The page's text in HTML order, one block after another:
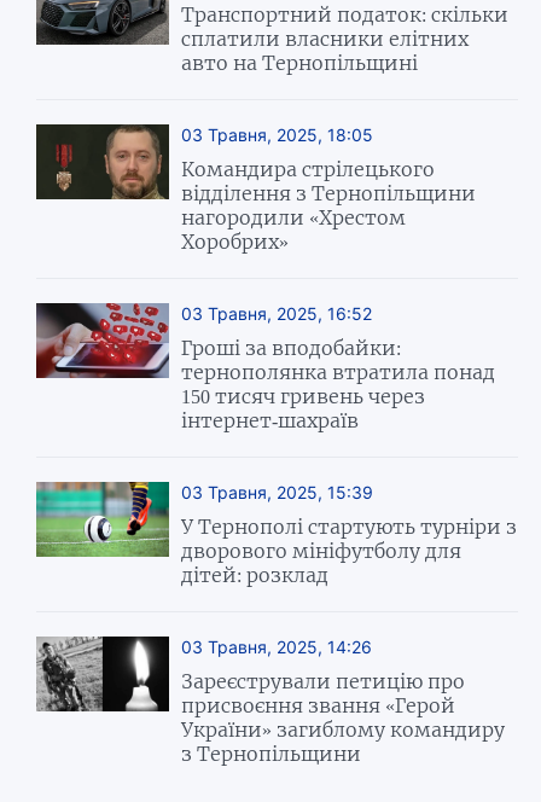
Транспортний податок: скільки
сплатили власники елітних
авто на Тернопільщині
03 Травня, 2025, 18:05
Командира стрілецького
відділення з Тернопільщини
нагородили «Хрестом
Хоробрих»
03 Травня, 2025, 16:52
Гроші за вподобайки:
тернополянка втратила понад
150 тисяч гривень через
інтернет-шахраїв
03 Травня, 2025, 15:39
У Тернополі стартують турніри з
дворового мініфутболу для
дітей: розклад
03 Травня, 2025, 14:26
Зареєстрували петицію про
присвоєння звання «Герой
України» загиблому командиру
з Тернопільщини